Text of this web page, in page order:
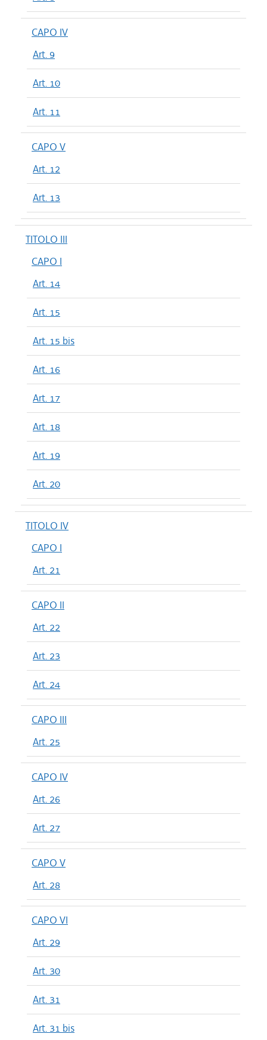
CAPO IV
Art. 9
Art. 10
Art. 11
CAPO V
Art. 12
Art. 13
TITOLO III
CAPO I
Art. 14
Art. 15
Art. 15 bis
Art. 16
Art. 17
Art. 18
Art. 19
Art. 20
TITOLO IV
CAPO I
Art. 21
CAPO II
Art. 22
Art. 23
Art. 24
CAPO III
Art. 25
CAPO IV
Art. 26
Art. 27
CAPO V
Art. 28
CAPO VI
Art. 29
Art. 30
Art. 31
Art. 31 bis